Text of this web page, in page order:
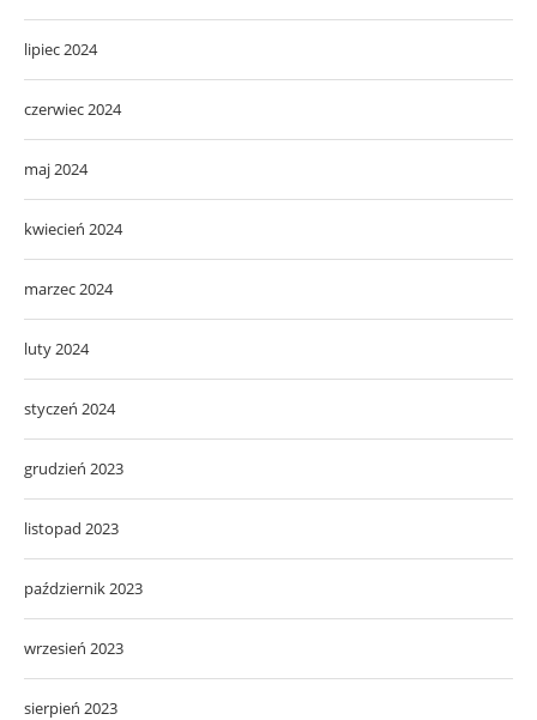
lipiec 2024
czerwiec 2024
maj 2024
kwiecień 2024
marzec 2024
luty 2024
styczeń 2024
grudzień 2023
listopad 2023
październik 2023
wrzesień 2023
sierpień 2023